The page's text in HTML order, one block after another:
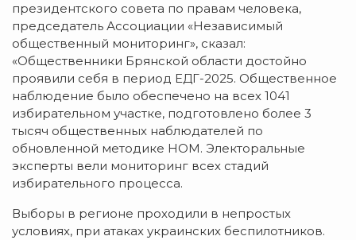
президентского совета по правам человека,
председатель Ассоциации «Независимый
общественный мониторинг», сказал:
«Общественники Брянской области достойно
проявили себя в период ЕДГ-2025. Общественное
наблюдение было обеспечено на всех 1041
избирательном участке, подготовлено более 3
тысяч общественных наблюдателей по
обновленной методике НОМ. Электоральные
эксперты вели мониторинг всех стадий
избирательного процесса.
Выборы в регионе проходили в непростых
условиях, при атаках украинских беспилотников.